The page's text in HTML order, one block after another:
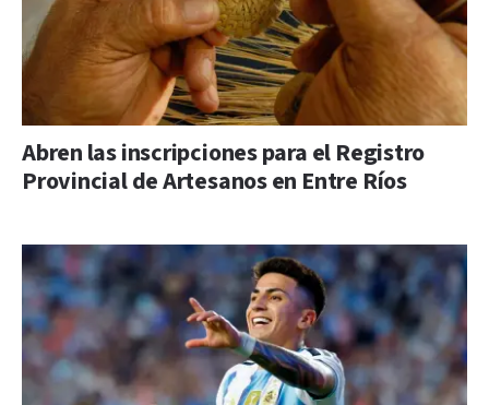
Abren las inscripciones para el Registro
Provincial de Artesanos en Entre Ríos